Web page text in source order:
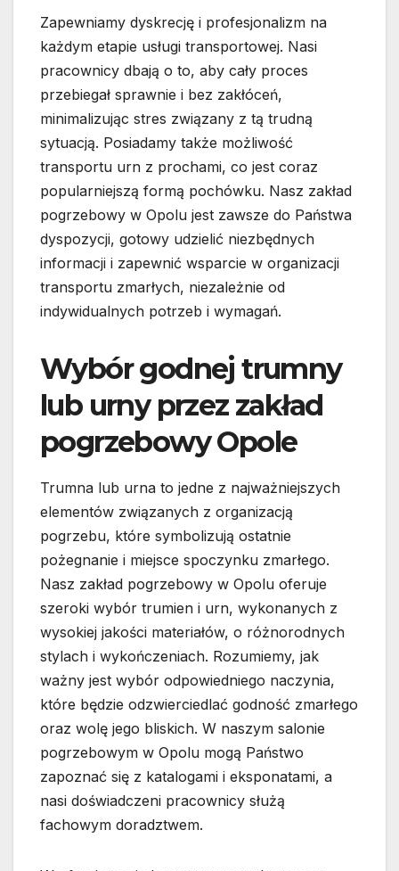
Zapewniamy dyskrecję i profesjonalizm na
każdym etapie usługi transportowej. Nasi
pracownicy dbają o to, aby cały proces
przebiegał sprawnie i bez zakłóceń,
minimalizując stres związany z tą trudną
sytuacją. Posiadamy także możliwość
transportu urn z prochami, co jest coraz
popularniejszą formą pochówku. Nasz zakład
pogrzebowy w Opolu jest zawsze do Państwa
dyspozycji, gotowy udzielić niezbędnych
informacji i zapewnić wsparcie w organizacji
transportu zmarłych, niezależnie od
indywidualnych potrzeb i wymagań.
Wybór godnej trumny
lub urny przez zakład
pogrzebowy Opole
Trumna lub urna to jedne z najważniejszych
elementów związanych z organizacją
pogrzebu, które symbolizują ostatnie
pożegnanie i miejsce spoczynku zmarłego.
Nasz zakład pogrzebowy w Opolu oferuje
szeroki wybór trumien i urn, wykonanych z
wysokiej jakości materiałów, o różnorodnych
stylach i wykończeniach. Rozumiemy, jak
ważny jest wybór odpowiedniego naczynia,
które będzie odzwierciedlać godność zmarłego
oraz wolę jego bliskich. W naszym salonie
pogrzebowym w Opolu mogą Państwo
zapoznać się z katalogami i eksponatami, a
nasi doświadczeni pracownicy służą
fachowym doradztwem.